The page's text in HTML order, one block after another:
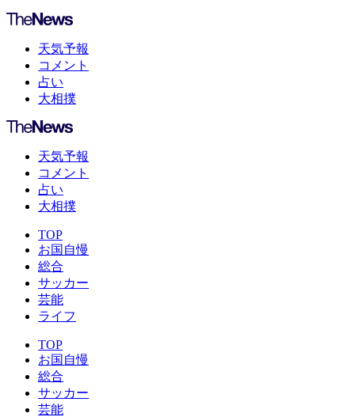
天気予報
コメント
占い
大相撲
天気予報
コメント
占い
大相撲
TOP
お国自慢
総合
サッカー
芸能
ライフ
TOP
お国自慢
総合
サッカー
芸能